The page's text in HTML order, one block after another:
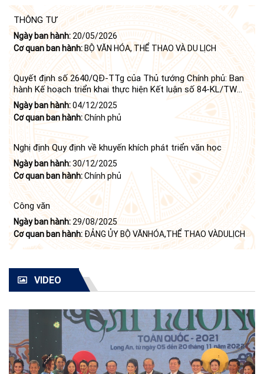
THÔNG TƯ
Ngày ban hành: 20/05/2026
Cơ quan ban hành:BỘ VĂN HÓA, THỂ THAO VÀ DU LỊCH
Quyết định số 2640/QĐ-TTg của Thủ tướng Chính phủ: Ban
hành Kế hoạch triển khai thực hiện Kết luận số 84-KL/TW
ngày 21 tháng 6 năm 2024 của Bộ Chính trị tiếp tục thực
hiện Nghị quyết số 23-NQ/TW ngày 16 tháng 6 năm 2008
của Bộ Chính trị (khóa X) về "tiếp tục xây dựng và phát triển
văn học, nghệ thuật trong thời kỳ mới"
Ngày ban hành:04/12/2025
Cơ quan ban hành:Chính phủ
Nghị định Quy định về khuyến khích phát triển văn học
Ngày ban hành:30/12/2025
Cơ quan ban hành:Chính phủ
Công văn
Ngày ban hành: 29/08/2025
Cơ quan ban hành: ĐẢNG ỦY BỘ VĂNHÓA,THỂ THAO VÀDULỊCH
VIDEO